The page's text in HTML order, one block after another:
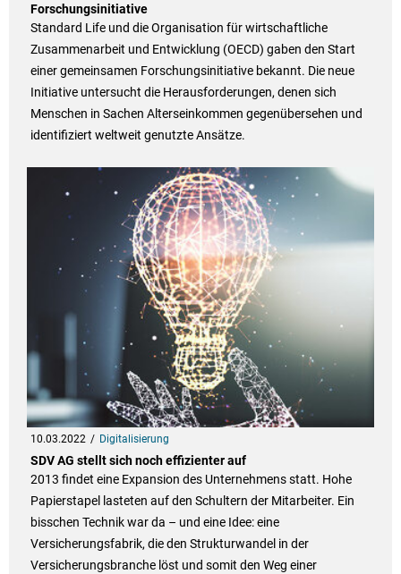
Forschungsinitiative
Standard Life und die Organisation für wirtschaftliche
Zusammenarbeit und Entwicklung (OECD) gaben den Start
einer gemeinsamen Forschungsinitiative bekannt. Die neue
Initiative untersucht die Herausforderungen, denen sich
Menschen in Sachen Alterseinkommen gegenübersehen und
identifiziert weltweit genutzte Ansätze.
10.03.2022 Digitalisierung
SDV AG stellt sich noch effizienter auf
2013 findet eine Expansion des Unternehmens statt. Hohe
Papierstapel lasteten auf den Schultern der Mitarbeiter. Ein
bisschen Technik war da – und eine Idee: eine
Versicherungsfabrik, die den Strukturwandel in der
Versicherungsbranche löst und somit den Weg einer